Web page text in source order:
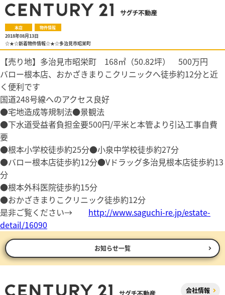
本店 物件情報
2018年08月13日
☆★☆新着物件情報☆★☆多治見市昭栄町
【売り地】多治見市昭栄町 168㎡（50.82坪） 500万円
バロー根本店、おかざきまりこクリニックへ徒歩約12分と近
く便利です
国道248号線へのアクセス良好
●宅地造成等規制法●景観法
●下水道受益者負担金要500円/平米と本管より引込工事自費
要
●根本小学校徒歩約25分●小泉中学校徒歩約27分
●バロー根本店徒歩約12分●Vドラッグ多治見根本店徒歩約13
分
●根本外科医院徒歩約15分
●おかざきまりこクリニック徒歩約12分
是非ご覧ください→ http://www.saguchi-re.jp/estate-
detail/16090
お知らせ一覧
会社情報